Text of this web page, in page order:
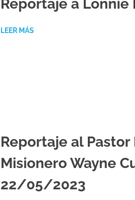
Reportaje a Lonnie
LEER MÁS
Reportaje al Pastor
Misionero Wayne
22/05/2023